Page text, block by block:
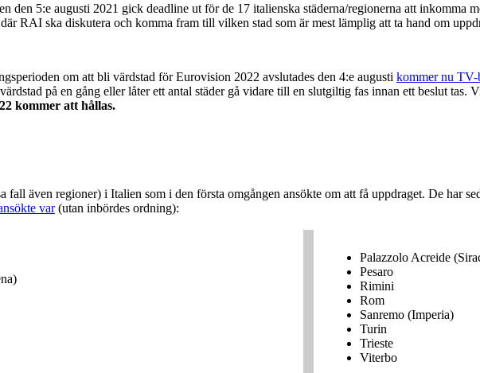
den 5:e augusti 2021 gick deadline ut för de 17 italienska städerna/regionerna att
RAI ska diskutera och komma fram till vilken stad som är mest lämplig att ta hand om
om att bli värdstad för Eurovision 2022 avslutades den 4:e augusti kommer nu TV-
på en gång eller låter ett antal städer gå vidare till en slutgiltig fas innan ett beslut
kommer att hållas.
fall även regioner) i Italien som i den första omgången ansökte om att få uppdraget. De har
var(utan inbördes ordning):
Palazzolo Acreide
Pesaro
Rimini
Rom
Sanremo (Imperia)
Turin
Trieste
Viterbo